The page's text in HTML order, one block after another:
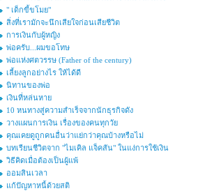
" เด็กขี้ขโมย"
สิ่งที่เรามักจะนึกเสียใจก่อนเสียชีวิต
การเงินกับผู้หญิง
พ่อครับ...ผมขอโทษ
พ่อแห่งศตวรรษ (Father of the century)
เลี้ยงลูกอย่างไร ให้ได้ดี
นิทานของพ่อ
เงินที่หล่นหาย
10 หนทางสู่ความสำเร็จจากนักธุรกิจดัง
วางแผนการเงิน เรื่องของคนทุกวัย
คุณเคยดูถูกคนอื่นว่าแย่กว่าคุณบ้างหรือไม่
บทเรียนชีวิตจาก "ไมเคิล แจ็คสัน" ในแง่การใช้เงิน
วิธีคิดเมื่อต้องเป็นผู้แพ้
ออมสินเวลา
แก้ปัญหาหนี้ด้วยสติ